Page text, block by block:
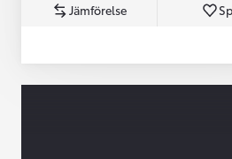
Jämförelse